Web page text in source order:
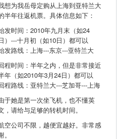
想为我岳母定购从上海到亚特兰大
半年往返机票。具体信息如下：
发时间：2010年九月末（如24
）---十月初（如10日）都可以
发路线：上海---东京---亚特兰大
程时间：半年之内，但是非常接近
年（如2010年3月24日）都可以
程路线：亚特兰大---芝加哥---上海
于她是第一次坐飞机，也不懂英
，请给与足够的转机时间。
空公司不限，越便宜越好。非常感
。